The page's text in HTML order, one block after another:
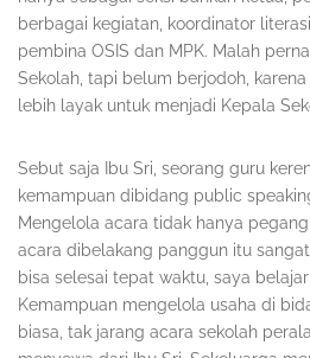
berbagai kegiatan, koordinator
pembina OSIS dan MPK. Malah
Sekolah, tapi belum berjodoh,
lebih layak untuk menjadi Kepala
Sebut saja Ibu Sri, seorang guru
kemampuan dibidang public
Mengelola acara tidak hanya
acara dibelakang panggun itu
bisa selesai tepat waktu, saya
Kemampuan mengelola usaha di
biasa, tak jarang acara sekolah